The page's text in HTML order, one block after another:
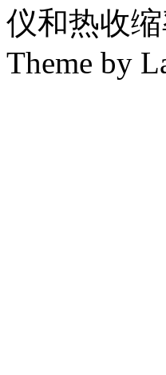
仪和热收
Theme by